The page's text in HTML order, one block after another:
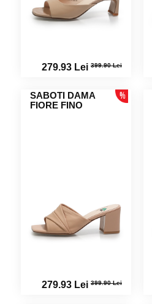
279.93 Lei 399.90 Lei
SABOTI DAMA
FIORE FINO
279.93 Lei 399.90 Lei